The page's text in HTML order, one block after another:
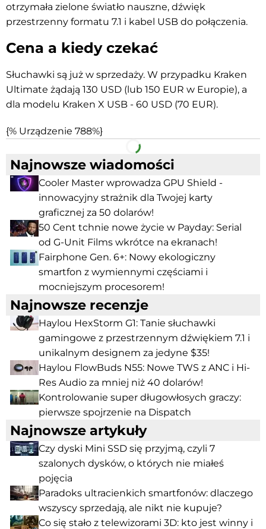
otrzymała zielone światło nauszne, dźwięk
przestrzenny formatu 7.1 i kabel USB do połączenia.
Cena a kiedy czekać
Słuchawki są już w sprzedaży. W przypadku Kraken
Ultimate żądają 130 USD (lub 150 EUR w Europie), a
dla modelu Kraken X USB - 60 USD (70 EUR).
{% Urządzenie 788%}
Facebook Telegram
Najnowsze wiadomości
Cooler Master wprowadza GPU Shield -
innowacyjny strażnik dla Twojej karty
graficznej za 50 dolarów!
50 Cent tchnie nowe życie w Payday: Serial
od G-Unit Films wkrótce na ekranach!
Fairphone Gen. 6+: Nowy ekologiczny
smartfon z wymiennymi częściami i
mocniejszym procesorem!
Najnowsze recenzje
Haylou HexStorm G1: Tanie słuchawki
gamingowe z przestrzennym dźwiękiem 7.1 i
unikalnym designem za jedyne $35!
Haylou FlowBuds N55: Nowe TWS z ANC i Hi-
Res Audio za mniej niż 40 dolarów!
Kontrolowanie super długowłosych graczy:
pierwsze spojrzenie na Dispatch
Najnowsze artykuły
Czy dyski Mini SSD się przyjmą, czyli 7
szalonych dysków, o których nie miałeś
pojęcia
Paradoks ultracienkich smartfonów: dlaczego
wszyscy sprzedają, ale nikt nie kupuje?
Co się stało z telewizorami 3D: kto jest winny i